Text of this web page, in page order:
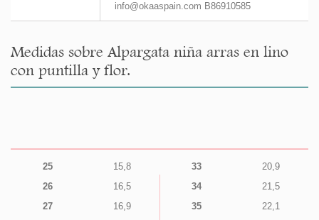
info@okaaspain.com B86910585
Medidas sobre Alpargata niña arras en lino
con puntilla y flor.
25
15,8
26
16,5
27
16,9
33
20,9
34
21,5
35
22,1